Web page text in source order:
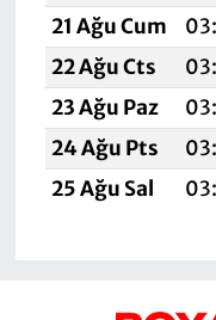
21 Ağu Cum
22 Ağu Cts
23 Ağu Paz
24 Ağu Pts
25 Ağu Sal